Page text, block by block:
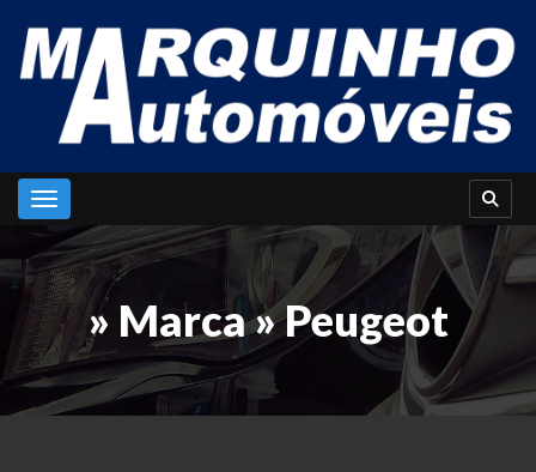
Toggle navigation
» Marca » Peugeot